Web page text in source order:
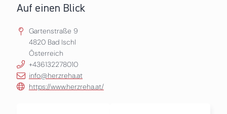
Auf einen Blick
Gartenstraße 9
4820 Bad Ischl
Österreich
+436132278010
info@herzreha.at
https://www.herzreha.at/